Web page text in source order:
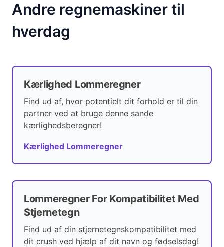
Andre regnemaskiner til
hverdag
Kærlighed Lommeregner
Find ud af, hvor potentielt dit forhold er til din
partner ved at bruge denne sande
kærlighedsberegner!
Kærlighed Lommeregner
Lommeregner For Kompatibilitet Med
Stjernetegn
Find ud af din stjernetegnskompatibilitet med
dit crush ved hjælp af dit navn og fødselsdag!